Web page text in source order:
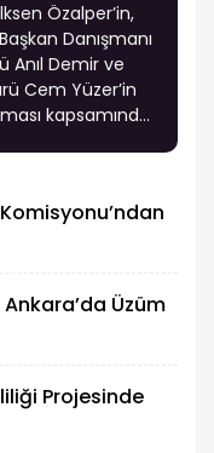
Özalper’in,
Danışmanı
Anıl Demir ve
Cem Yüzer’in
kapsamında
Üzüm
Projesinde